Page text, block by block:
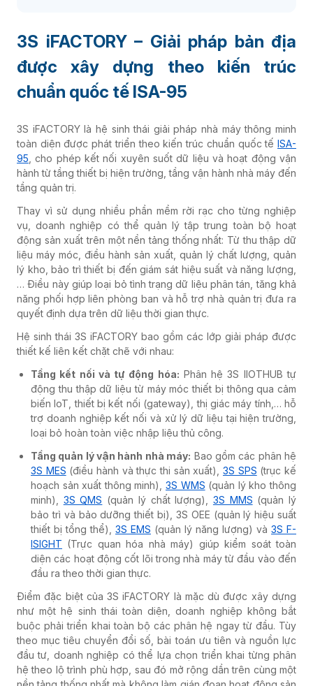
3S iFACTORY – Giải pháp bản địa
được xây dựng theo kiến trúc
chuẩn quốc tế ISA-95
3S iFACTORY là hệ sinh thái giải pháp nhà máy thông minh
toàn diện được phát triển theo kiến trúc chuẩn quốc tế ISA-
95 , cho phép kết nối xuyên suốt dữ liệu và hoạt động vận
hành từ tầng thiết bị hiện trường, tầng vận hành nhà máy đến
tầng quản trị.
Thay vì sử dụng nhiều phần mềm rời rạc cho từng nghiệp
vụ, doanh nghiệp có thể quản lý tập trung toàn bộ hoạt
động sản xuất trên một nền tảng thống nhất: Từ thu thập dữ
liệu máy móc, điều hành sản xuất, quản lý chất lượng, quản
lý kho, bảo trì thiết bị đến giám sát hiệu suất và năng lượng,
… Điều này giúp loại bỏ tình trạng dữ liệu phân tán, tăng khả
năng phối hợp liên phòng ban và hỗ trợ nhà quản trị đưa ra
quyết định dựa trên dữ liệu thời gian thực.
Hệ sinh thái 3S iFACTORY bao gồm các lớp giải pháp được
thiết kế liên kết chặt chẽ với nhau:
Tầng kết nối và tự động hóa: Phân hệ 3S IIOTHUB tự
động thu thập dữ liệu từ máy móc thiết bị thông qua cảm
biến IoT, thiết bị kết nối (gateway), thị giác máy tính,… hỗ
trợ doanh nghiệp kết nối và xử lý dữ liệu tại hiện trường,
loại bỏ hoàn toàn việc nhập liệu thủ công.
Tầng quản lý vận hành nhà máy: Bao gồm các phân hệ
3S MES (điều hành và thực thi sản xuất),3S SPS (trục kế
hoạch sản xuất thông minh), 3S WMS (quản lý kho thông
minh), 3S QMS (quản lý chất lượng), 3S MMS (quản lý
bảo trì và bảo dưỡng thiết bị), 3S OEE (quản lý hiệu suất
thiết bị tổng thể), 3S EMS (quản lý năng lượng) và 3S F-
ISIGHT (Trực quan hóa nhà máy) giúp kiểm soát toàn
diện các hoạt động cốt lõi trong nhà máy từ đầu vào đến
đầu ra theo thời gian thực.
Điểm đặc biệt của 3S iFACTORY là mặc dù được xây dựng
như một hệ sinh thái toàn diện, doanh nghiệp không bắt
buộc phải triển khai toàn bộ các phân hệ ngay từ đầu. Tùy
theo mục tiêu chuyển đổi số, bài toán ưu tiên và nguồn lực
đầu tư, doanh nghiệp có thể lựa chọn triển khai từng phân
hệ theo lộ trình phù hợp, sau đó mở rộng dần trên cùng một